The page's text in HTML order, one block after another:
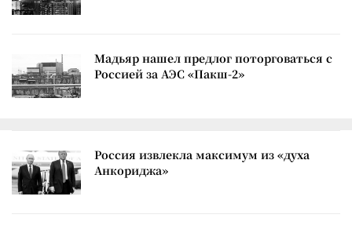
Мадьяр нашел предлог поторговаться с
Россией за АЭС «Пакш-2»
Россия извлекла максимум из «духа
Анкориджа»